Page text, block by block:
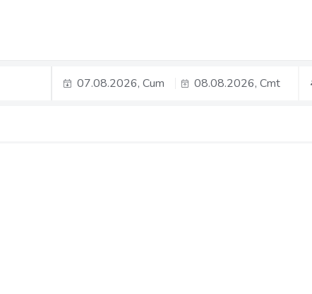
07.08.2026, Cum 08.08.2026, Cmt